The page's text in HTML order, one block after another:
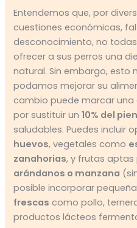
Entendemos que, por
cuestiones económicas,
desconocimiento, no
ofrecer a sus perros una
natural. Sin embargo, esto
podamos mejorar su
cambio puede marcar una
por sustituir un10% del
saludables. Puedes incluir
huevos, vegetales como
zanahorias, y frutas
arándanos o manzana
posible incorporar
frescas como pollo,
productos lácteos